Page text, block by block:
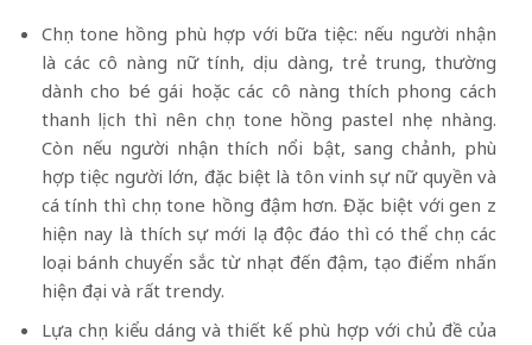
Chọn tone hồng phù hợp với bữa tiệc: nếu người nhận
là các cô nàng nữ tính, dịu dàng, trẻ trung, thường
dành cho bé gái hoặc các cô nàng thích phong cách
thanh lịch thì nên chọn tone hồng pastel nhẹ nhàng.
Còn nếu người nhận thích nổi bật, sang chảnh, phù
hợp tiệc người lớn, đặc biệt là tôn vinh sự nữ quyền và
cá tính thì chọn tone hồng đậm hơn. Đặc biệt với gen z
hiện nay là thích sự mới lạ độc đáo thì có thể chọn các
loại bánh chuyển sắc từ nhạt đến đậm, tạo điểm nhấn
hiện đại và rất trendy.
Lựa chọn kiểu dáng và thiết kế phù hợp với chủ đề của